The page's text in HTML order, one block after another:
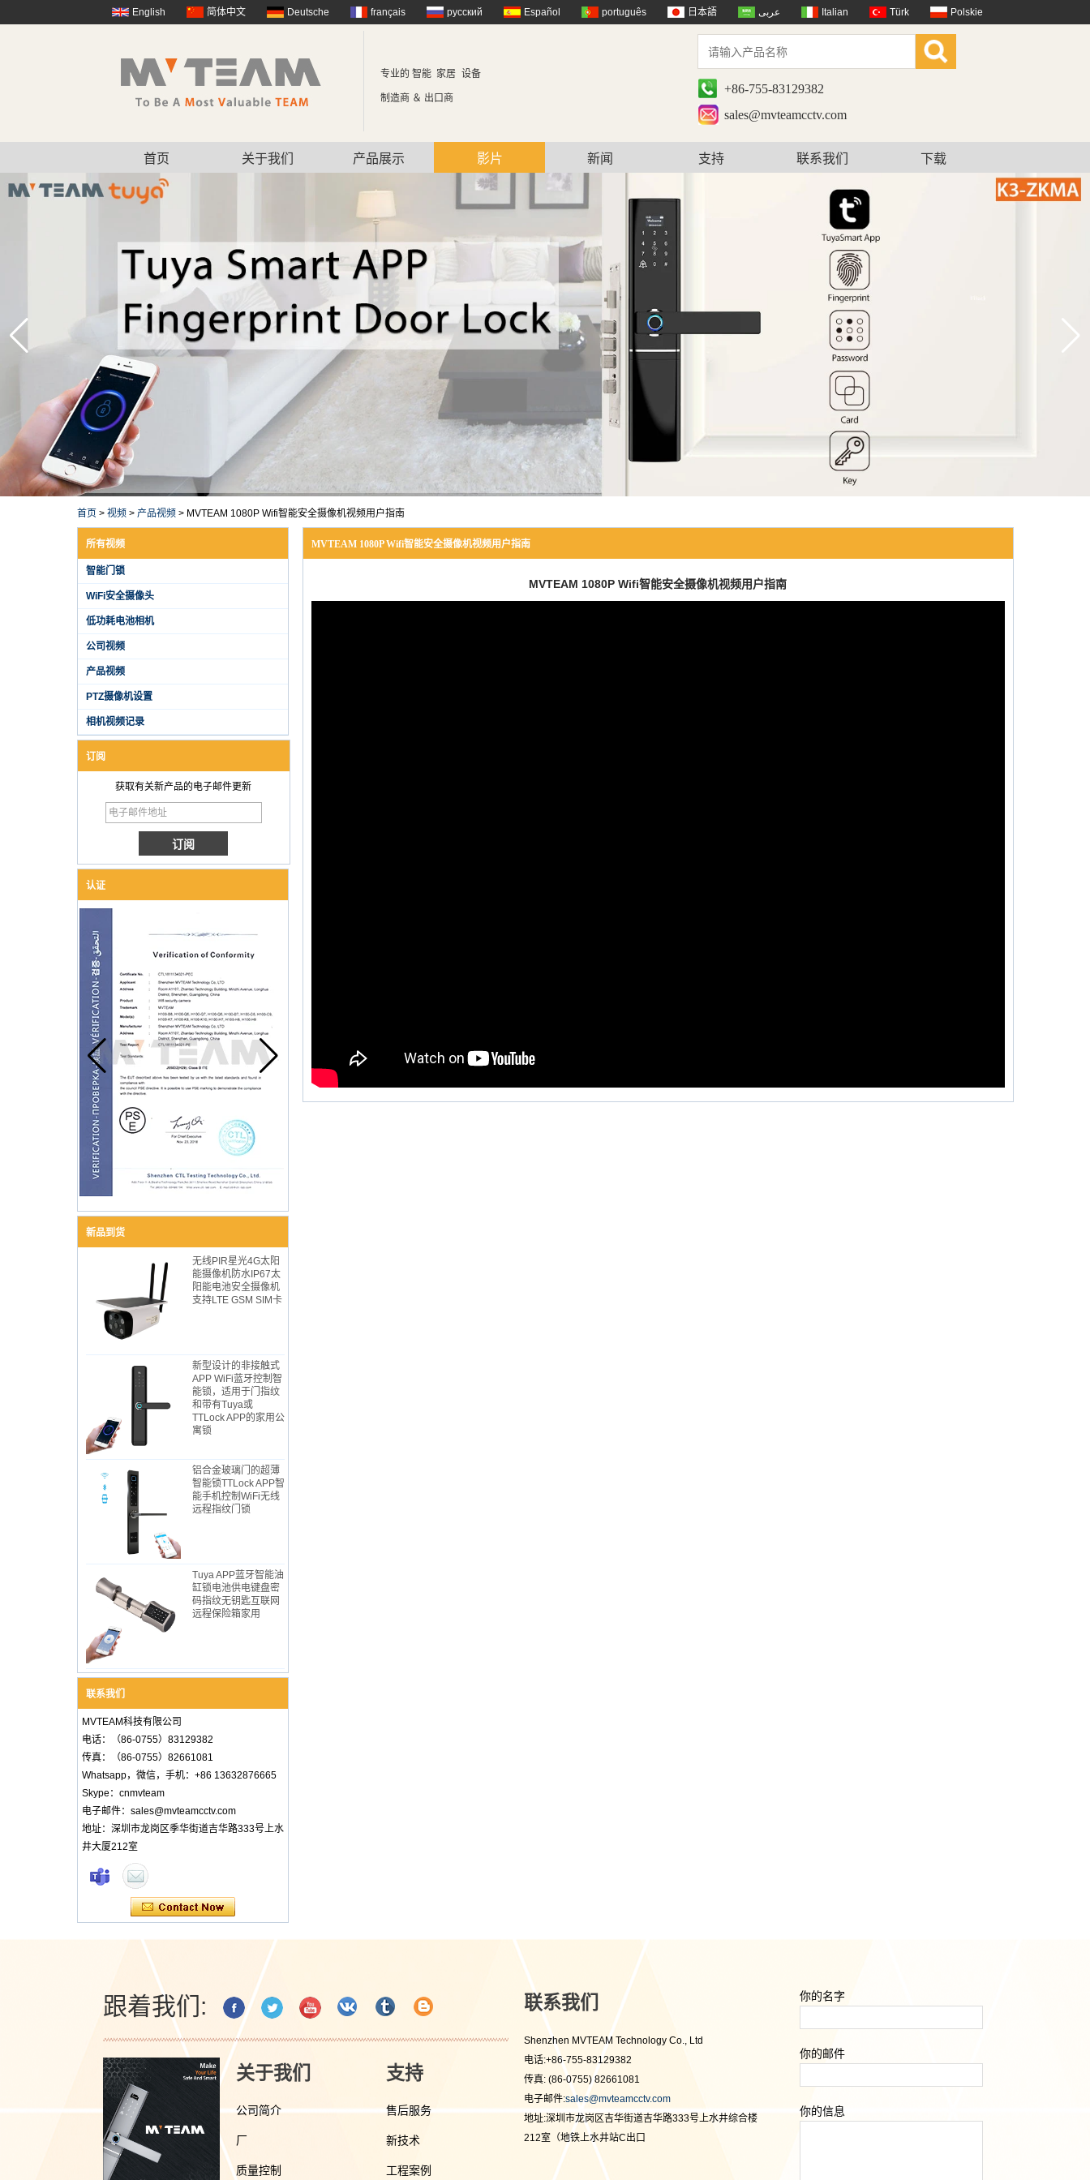
English 简体中文 Deutsche français русский Español português 日本語 عربى Italian Türk Polskie
专业的 智能 家居 设备
制造商 ＆ 出口商
+86-755-83129382
sales@mvteamcctv.com
首页 关于我们 产品展示 影片 新闻 支持 联系我们 下载
首页 > 视频 > 产品视频 > MVTEAM 1080P Wifi智能安全摄像机视频用户指南
所有视频
智能门锁
WiFi安全摄像头
低功耗电池相机
公司视频
产品视频
PTZ摄像机设置
相机视频记录
订阅
获取有关新产品的电子邮件更新
认证
新品到货
无线PIR星光4G太阳
能摄像机防水IP67太
阳能电池安全摄像机
支持LTE GSM SIM卡
新型设计的非接触式
APP WiFi蓝牙控制智
能锁，适用于门指纹
和带有Tuya或
TTLock APP的家用公
寓锁
铝合金玻璃门的超薄​​
智能锁TTLock APP智
能手机控制WiFi无线
远程指纹门锁
Tuya APP蓝牙智能油
缸锁电池供电键盘密
码指纹无钥匙互联网
远程保险箱家用
联系我们
MVTEAM科技有限公司
电话：（86-0755）83129382
传真：（86-0755）82661081
Whatsapp，微信，手机：+86 13632876665
Skype：cnmvteam
电子邮件：sales@mvteamcctv.com
地址：深圳市龙岗区季华街道吉华路333号上水
井大厦212室
MVTEAM 1080P Wifi智能安全摄像机视频用户指南
MVTEAM 1080P Wifi智能安全摄像机视频用户指南
跟着我们:
关于我们
公司简介
厂
质量控制
支持
售后服务
新技术
工程案例
联系我们
Shenzhen MVTEAM Technology Co., Ltd
电话:+86-755-83129382
传真: (86-0755) 82661081
电子邮件:sales@mvteamcctv.com
地址:深圳市龙岗区吉华街道吉华路333号上水井综合楼
212室（地铁上水井站C出口
你的名字
你的邮件
你的信息